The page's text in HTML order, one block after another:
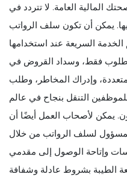
المالية العامة. لا تتردد في
يمكن أن تكون سلف الرواتب
السريعة عند استخدامها
فقط، وسداد القروض في
وإدراك المخاطر، وطلب
التنقل بنجاح في عالم
يمكن لأصحاب العمل أيضًا أن
لسلف الرواتب من خلال
وإتاحة الوصول إلى مقدمي